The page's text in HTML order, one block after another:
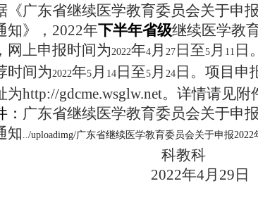
《广东省继续医学教育委员会关于申
知》，2022年下半年省级继续医学教
网上申报时间为2022年4月 27日至5月 11 日
时间为2022年5月 14日至5月 24日。项目申
为http://gdcme.wsglw.net。详情请见附
： 广东省继续医学教育委员会关于申
知 ../uploadimg/广东省继续医学教育委员会关于申报
教科
年4月29日